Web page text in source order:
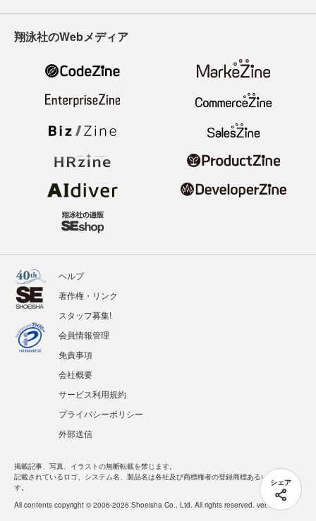
シェア
翔泳社のWebメディア
ヘルプ
著作権・リンク
スタッフ募集!
会員情報管理
免責事項
会社概要
サービス利用規約
プライバシーポリシー
外部送信
掲載記事、写真、イラストの無断転載を禁じます。
記載されているロゴ、システム名、製品名は各社及び商標権者の登録商標あるいは商標で
す。
All contents copyright © 2006-2026 Shoeisha Co., Ltd. All rights reserved. ver.1.5